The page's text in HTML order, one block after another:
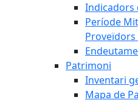
Indicadors
Període
Proveïdors
Patrimoni
Inventari
Mapa de